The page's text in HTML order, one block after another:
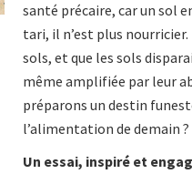
santé précaire, car un sol
tari, il n’est plus
sols, et que les sols
même amplifiée par leur
préparons un destin
l’alimentation de demain
Un essai, inspiré et